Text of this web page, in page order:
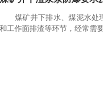
煤矿井下排水、煤泥水处理
和工作面排渣等环节，经常需要